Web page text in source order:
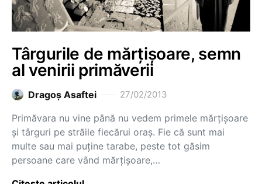
Târgurile de mărțișoare, semn
al venirii primăverii
Dragoş Asaftei 27/02/2013
Primăvara nu vine până nu vedem primele mărțișoare
și târguri pe străile fiecărui oraș. Fie că sunt mai
multe sau mai puține tarabe, peste tot găsim
persoane care vând mărțișoare,…